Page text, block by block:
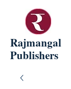
Rajmangal
Publishers